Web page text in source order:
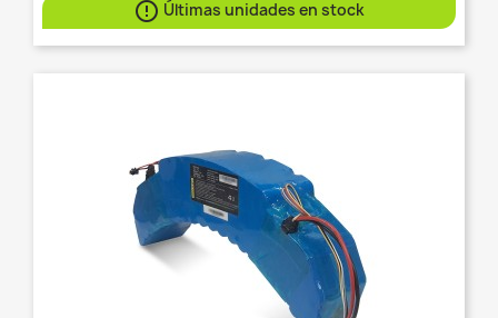
 Últimas unidades en stock